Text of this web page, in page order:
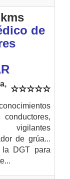
de
vigilantes
de grúa...
la DGT para